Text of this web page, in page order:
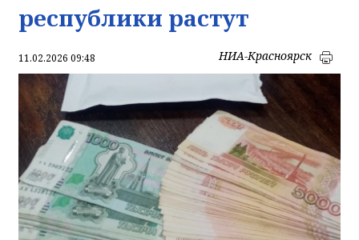
республики растут
11.02.2026 09:48 НИА-Красноярск